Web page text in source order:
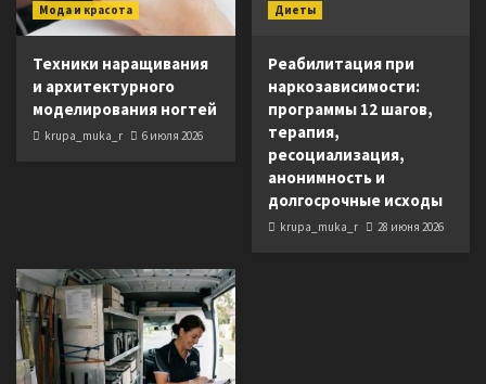
Мода и красота
Техники наращивания
и архитектурного
моделирования ногтей
krupa_muka_r 6 июля 2026
Диеты
Реабилитация при
наркозависимости:
программы 12 шагов,
терапия,
ресоциализация,
анонимность и
долгосрочные исходы
krupa_muka_r 28 июня 2026